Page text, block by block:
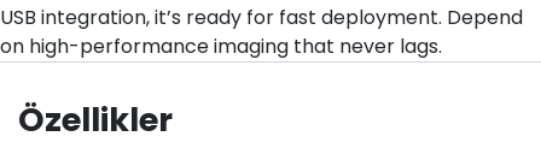
USB integration, it’s ready for fast deployment. Depend
on high-performance imaging that never lags.
Özellikler